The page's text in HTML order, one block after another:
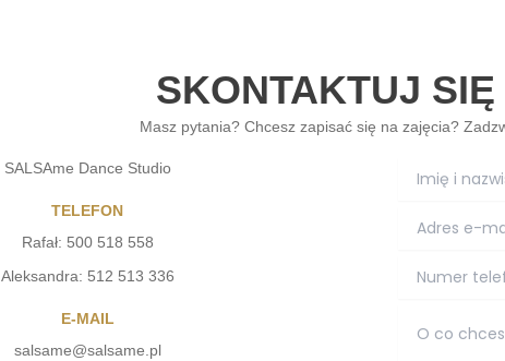
SKONTAKTUJ
Masz pytania? Chcesz zapisać się na zajęcia?
SALSAme Dance Studio
TELEFON
Rafał: 500 518 558
Aleksandra: 512 513 336
E-MAIL
salsame@salsame.pl